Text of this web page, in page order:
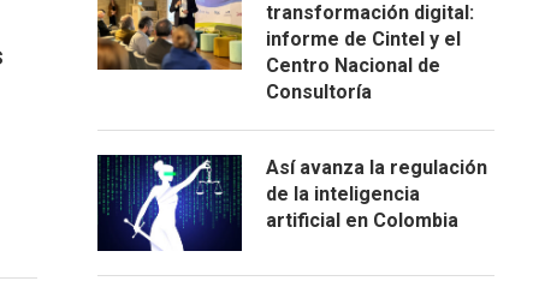
transformación digital:
informe de Cintel y el
Centro Nacional de
Consultoría
Así avanza la regulación
de la inteligencia
artificial en Colombia